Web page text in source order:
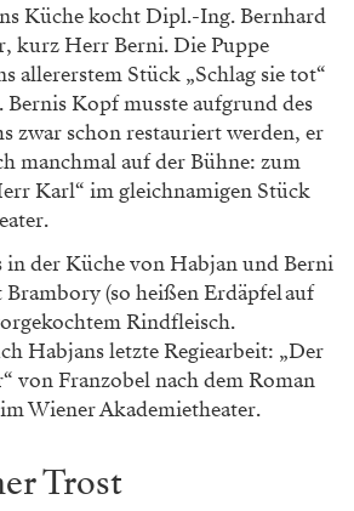
Küche kocht Dipl.-Ing. Bernhard
kurz Herr Berni. Die Puppe
allererstem Stück „Schlag sie tot“
Bernis Kopf musste aufgrund des
zwar schon restauriert werden, er
manchmal auf der Bühne: zum
Karl“ im gleichnamigen Stück
in der Küche von Habjan und Berni
(so heißen Erdäpfel auf
Rindfleisch.
Habjans letzte Regiearbeit: „Der
von Franzobel nach dem Roman
Wiener Akademietheater.
Trost